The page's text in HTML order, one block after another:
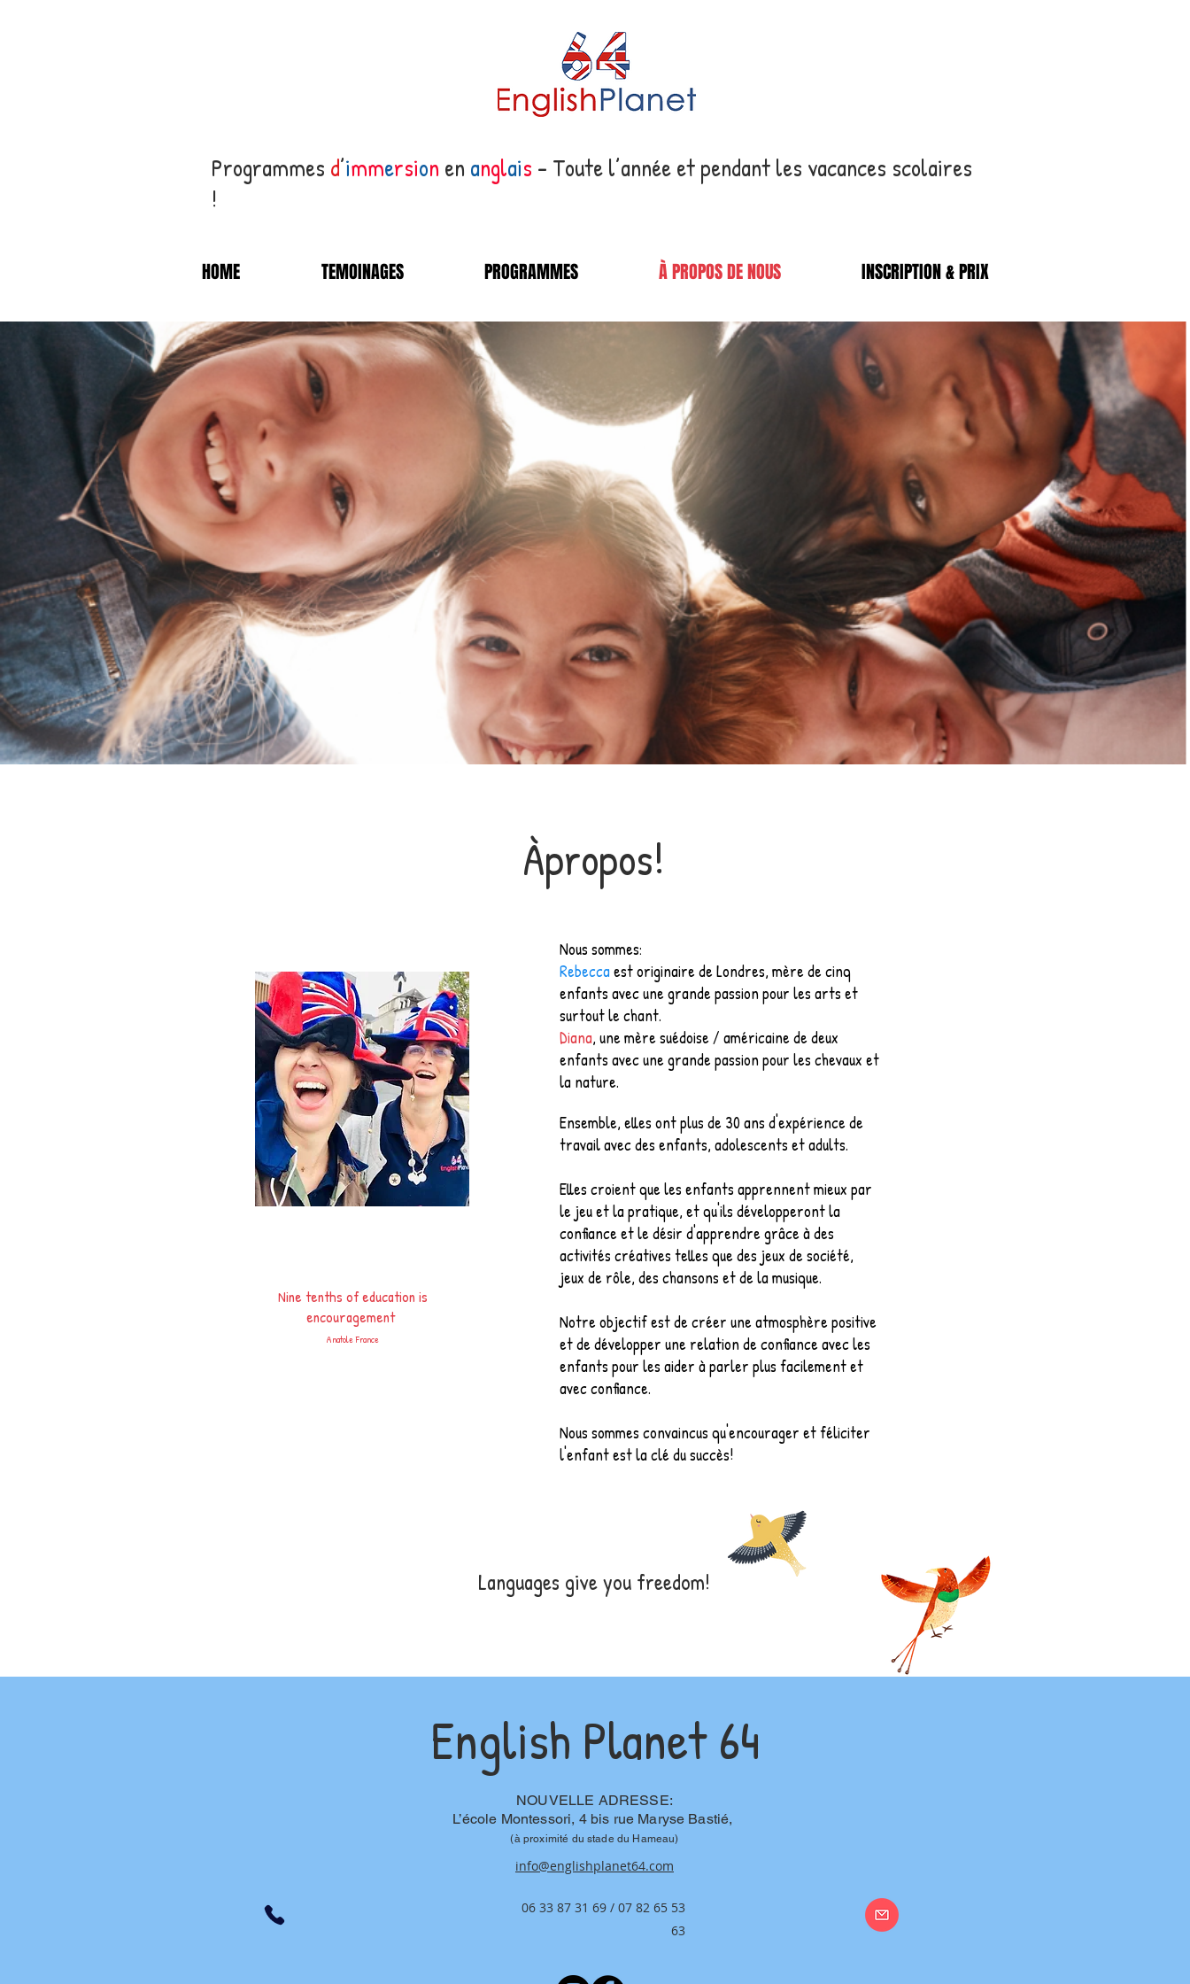
Programmes d’immersion en anglais – Toute l’année et pendant les vacances scolaires
!
HOME TEMOINAGES PROGRAMMES À PROPOS DE NOUS INSCRIPTION & PRIX
Àpropos!
Nine tenths of education is
encouragement
Anatole France
Nous sommes:
Rebecca est originaire de Londres, mère de cinq
enfants avec une grande passion pour les arts et
surtout le chant.
Diana, une mère suédoise / américaine de deux
enfants avec une grande passion pour les chevaux et
la nature.
Ensemble, elles ont plus de 30 ans d'expérience de
travail avec des enfants, adolescents et adults.
Elles croient que les enfants apprennent mieux par
le jeu et la pratique, et qu'ils développeront la
confiance et le désir d'apprendre grâce à des
activités créatives telles que des jeux de société,
jeux de rôle, des chansons et de la musique.
Notre objectif est de créer une atmosphère positive
et de développer une relation de confiance avec les
enfants pour les aider à parler plus facilement et
avec confiance.
Nous sommes convaincus qu'encourager et féliciter
l'enfant est la clé du succès!
Languages give you freedom!
English Planet 64
NOUVELLE ADRESSE:
L’école Montessori, 4 bis rue Maryse Bastié,
(à proximité du stade du Hameau)
info@englishplanet64.com
06 33 87 31 69 / 07 82 65 53
63